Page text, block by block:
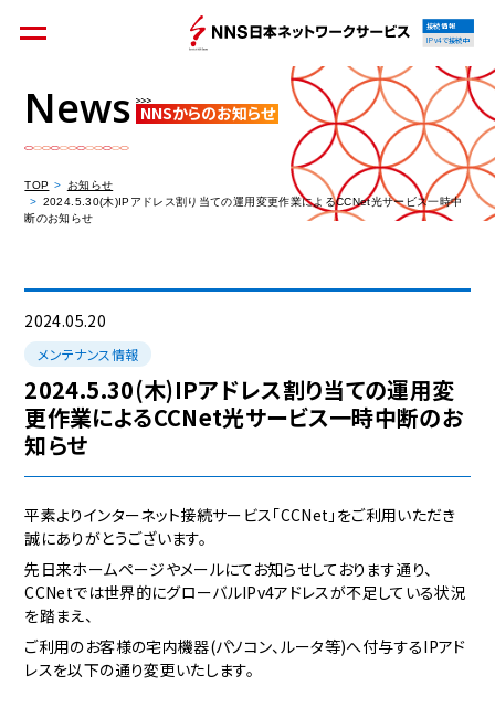
集合住宅オーナーの方
資料請求
接続情報
IPv4で接続中
News NNSからのお知らせ
TOP
お知らせ
2024.5.30(木)IPアドレス割り当ての運用変更作業によるCCNet光サービス一時中
断のお知らせ
2024.05.20
メンテナンス情報
2024.5.30(木)IPアドレス割り当ての運用変
更作業によるCCNet光サービス一時中断のお
知らせ
平素よりインターネット接続サービス「CCNet」をご利用いただき
誠にありがとうございます。
先日来ホームページやメールにてお知らせしております通り、
CCNetでは世界的にグローバルIPv4アドレスが不足している状況
を踏まえ、
ご利用のお客様の宅内機器(パソコン、ルータ等)へ付与するIPアド
レスを以下の通り変更いたします。